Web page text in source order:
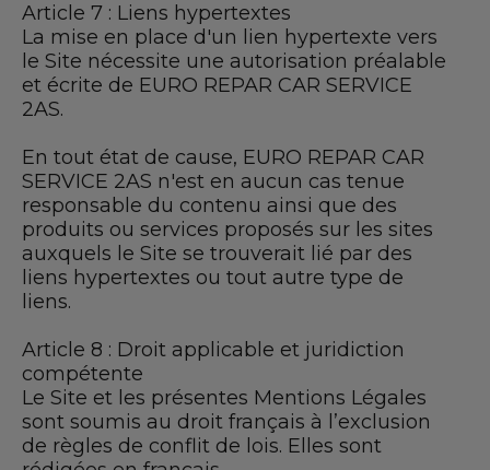
Article 7 : Liens hypertextes
La mise en place d'un lien hypertexte vers
le Site nécessite une autorisation préalable
et écrite de EURO REPAR CAR SERVICE
2AS.
En tout état de cause, EURO REPAR CAR
SERVICE 2AS n'est en aucun cas tenue
responsable du contenu ainsi que des
produits ou services proposés sur les sites
auxquels le Site se trouverait lié par des
liens hypertextes ou tout autre type de
liens.
Article 8 : Droit applicable et juridiction
compétente
Le Site et les présentes Mentions Légales
sont soumis au droit français à l’exclusion
de règles de conflit de lois. Elles sont